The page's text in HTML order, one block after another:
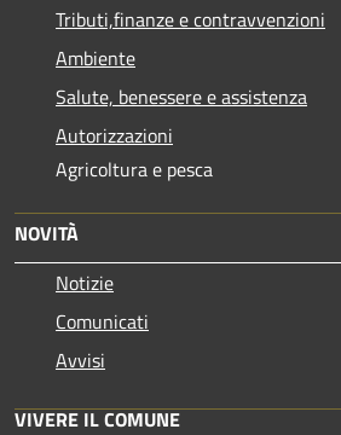
Tributi,finanze e contravvenzioni
Ambiente
Salute, benessere e assistenza
Autorizzazioni
Agricoltura e pesca
NOVITÀ
Notizie
Comunicati
Avvisi
VIVERE IL COMUNE